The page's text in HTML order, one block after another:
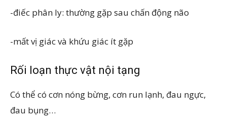
-điếc phân ly: thường gặp sau chấn động não
-mất vị giác và khứu giác ít gặp
Rối loạn thực vật nội tạng
Có thể có cơn nóng bừng, cơn run lạnh, đau ngực,
đau bụng…